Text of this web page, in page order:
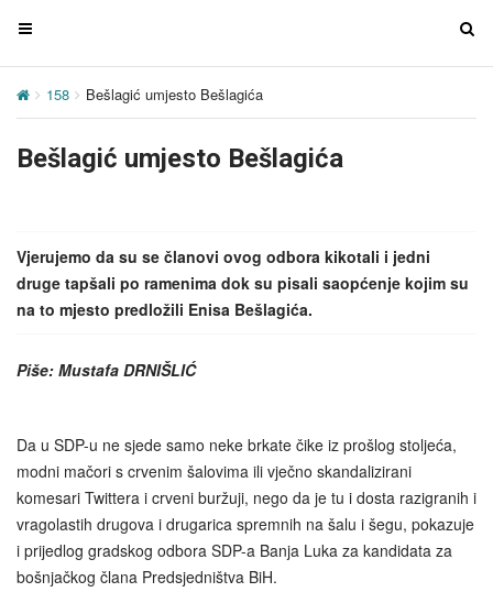
T
g
e
i
g
a
i
T
g
158 Bešlagić umjesto Bešlagića
Bešlagić umjesto Bešlagića
Vjerujemo da su se članovi ovog odbora kikotali i jedni
druge tapšali po ramenima dok su pisali saopćenje kojim su
na to mjesto predložili Enisa Bešlagića.
Piše: Mustafa DRNIŠLIĆ
Da u SDP-u ne sjede samo neke brkate čike iz prošlog stoljeća,
modni mačori s crvenim šalovima ili vječno skandalizirani
komesari Twittera i crveni buržuji, nego da je tu i dosta razigranih i
vragolastih drugova i drugarica spremnih na šalu i šegu, pokazuje
i prijedlog gradskog odbora SDP-a Banja Luka za kandidata za
bošnjačkog člana Predsjedništva BiH.